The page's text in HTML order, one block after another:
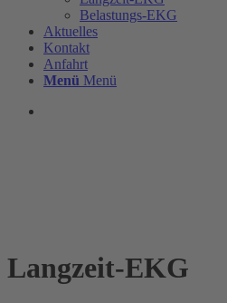
Belastungs-EKG
Aktuelles
Kontakt
Anfahrt
Menü Menü
Langzeit-EKG